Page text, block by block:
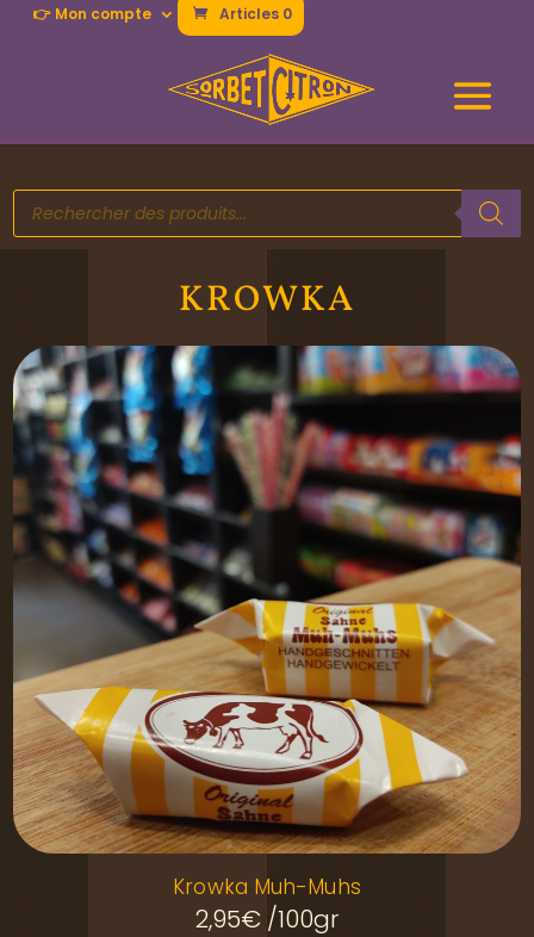
👉 Mon compte Articles 0
Recherche
de
produits
KROWKA
Krowka Muh-Muhs
2,95€ /100gr